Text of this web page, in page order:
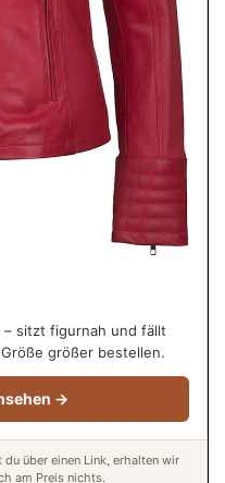
sitzt figurnah und fällt
größer bestellen.
→
über einen Link, erhalten wir
am Preis nichts.